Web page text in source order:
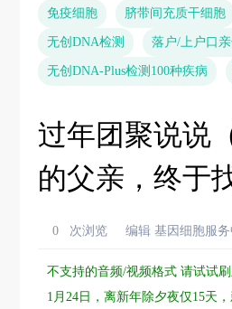
免疫细胞 脐带间充质干细胞
无创DNA检测 落户/上户口
无创DNA-Plus检测100种疾病
过年团聚说说
的父亲，终于
0 次浏览 编辑 基因细胞服
不支持的音频/视频格式 请试试
1月24日，离新年除夕夜仅15天